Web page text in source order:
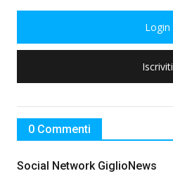
Login
Iscriviti
0 Commenti
Social Network GiglioNews